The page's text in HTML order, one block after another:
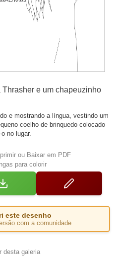
e um chapeuzinho
e mostrando a língua, vestindo um
coelho de brinquedo colocado
no lugar.
ou Baixar em PDF
para colorir
este desenho
com a comunidade
desta galeria